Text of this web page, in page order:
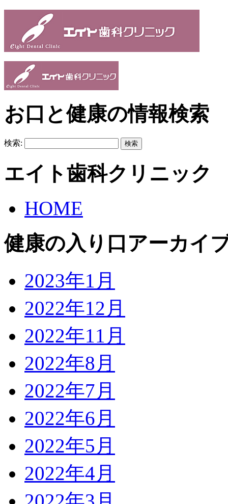
お口と健康の情報検索
検索:
エイト歯科クリニック
HOME
健康の入り口アーカイ
2023年1月
2022年12月
2022年11月
2022年8月
2022年7月
2022年6月
2022年5月
2022年4月